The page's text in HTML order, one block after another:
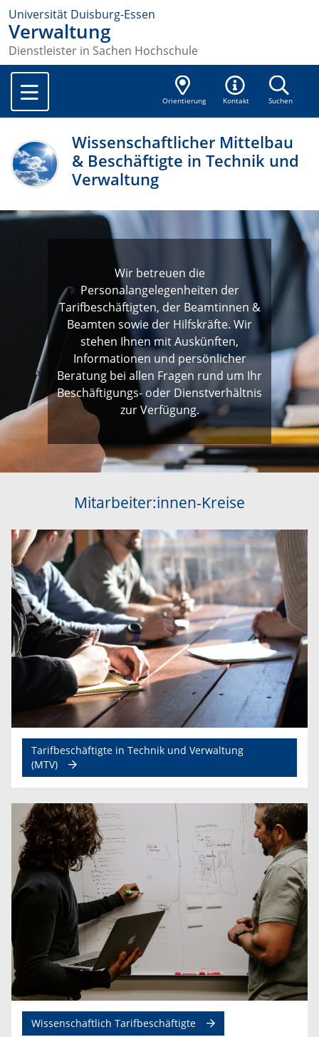
Universität Duisburg-Essen
Verwaltung
Dienstleister in Sachen Hochschule
Orientierung Kontakt Suchen
Wissenschaftlicher Mittelbau
& Beschäftigte in Technik und
Verwaltung
Wir betreuen die
Personalangelegenheiten der
Tarifbeschäftigten, der Beamtinnen &
Beamten sowie der Hilfskräfte. Wir
stehen Ihnen mit Auskünften,
Informationen und persönlicher
Beratung bei allen Fragen rund um Ihr
Beschäftigungs- oder Dienstverhältnis
zur Verfügung.
Mitarbeiter:innen-Kreise
Tarifbeschäftigte in Technik und Verwaltung
(MTV)
Wissenschaftlich Tarifbeschäftigte